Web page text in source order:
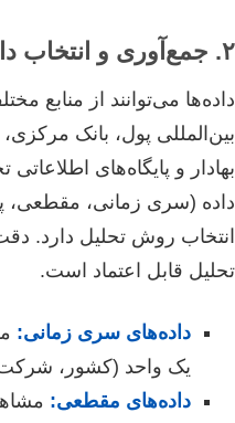
۲. جمع‌آوری و انتخاب داده‌ها
داده‌ها می‌توانند از منابع
بین‌المللی پول، بانک
بهادار و پایگاه‌های
داده (سری زمانی، مقطعی،
انتخاب روش تحلیل دارد.
تحلیل قابل اعتماد است.
داده‌های سری زمانی:
یک واحد (کشور،
داده‌های مقطعی: